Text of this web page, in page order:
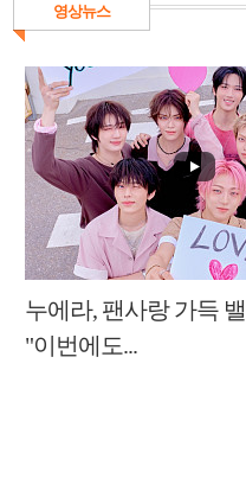
영상뉴스
누에라, 팬사랑 가득
"이번에도...